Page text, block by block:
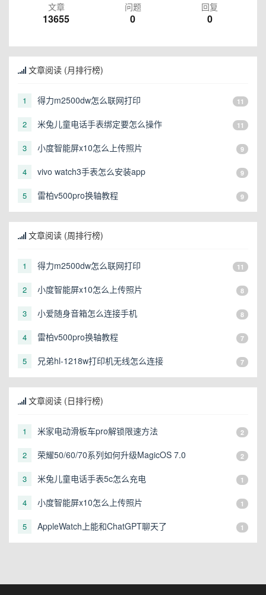
文章
13655
问题
0
回复
0
文章阅读 (月排行榜)
1 得力m2500dw怎么联网打印 11
2 米兔儿童电话手表绑定要怎么操作 11
3 小度智能屏x10怎么上传照片 9
4 vivo watch3手表怎么安装app 9
5 雷柏v500pro换轴教程 9
文章阅读 (周排行榜)
1 得力m2500dw怎么联网打印 11
2 小度智能屏x10怎么上传照片 8
3 小爱随身音箱怎么连接手机 8
4 雷柏v500pro换轴教程 7
5 兄弟hl-1218w打印机无线怎么连接 7
文章阅读 (日排行榜)
1 米家电动滑板车pro解锁限速方法 2
2 荣耀50/60/70系列如何升级MagicOS 7.0 2
3 米兔儿童电话手表5c怎么充电 1
4 小度智能屏x10怎么上传照片 1
5 AppleWatch上能和ChatGPT聊天了 1